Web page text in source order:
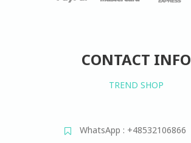
CONTACT INFO
TREND SHOP
WhatsApp : +48532106866